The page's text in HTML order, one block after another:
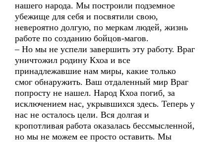
нашего народа. Мы построили подземное
убежище для себя и посвятили свою,
невероятно долгую, по меркам людей, жизнь
работе по созданию бойцов-магов.
– Но мы не успели завершить эту работу. Враг
уничтожил родину Кхоа и все
принадлежавшие нам миры, какие только
смог обнаружить. Ваш отдаленный мир Враг
попросту не нашел. Народ Кхоа погиб, за
исключением нас, укрывшихся здесь. Теперь у
нас не осталось цели. Вся долгая и
кропотливая работа оказалась бессмысленной,
но мы не можем ее просто оставить. Мы